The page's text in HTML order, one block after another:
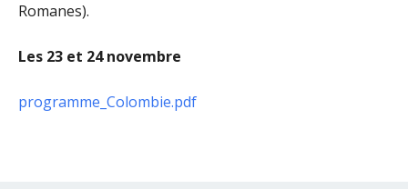
Romanes).
Les 23 et 24 novembre
programme_Colombie.pdf